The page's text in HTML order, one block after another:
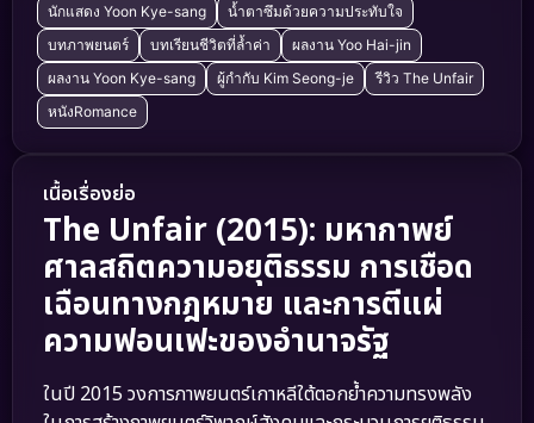
นักแสดง Yoon Kye-sang
น้ำตาซึมด้วยความประทับใจ
บทภาพยนตร์
บทเรียนชีวิตที่ล้ำค่า
ผลงาน Yoo Hai-jin
ผลงาน Yoon Kye-sang
ผู้กำกับ Kim Seong-je
รีวิว The Unfair
หนังRomance
เนื้อเรื่องย่อ
The Unfair (2015): มหากาพย์
ศาลสถิตความอยุติธรรม การเชือด
เฉือนทางกฎหมาย และการตีแผ่
ความฟอนเฟะของอำนาจรัฐ
ในปี 2015 วงการภาพยนตร์เกาหลีใต้ตอกย้ำความทรงพลัง